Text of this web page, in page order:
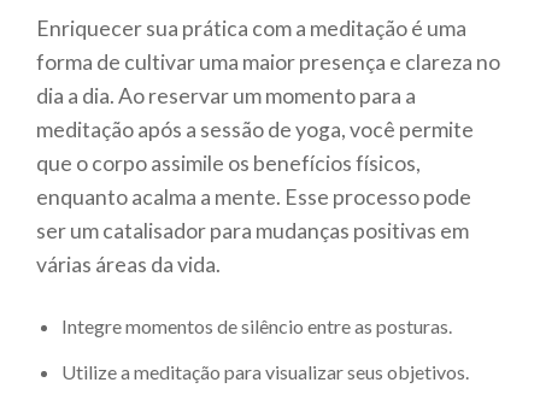
Enriquecer sua prática com a meditação é uma
forma de cultivar uma maior presença e clareza no
dia a dia. Ao reservar um momento para a
meditação após a sessão de yoga, você permite
que o corpo assimile os benefícios físicos,
enquanto acalma a mente. Esse processo pode
ser um catalisador para mudanças positivas em
várias áreas da vida.
Integre momentos de silêncio entre as posturas.
Utilize a meditação para visualizar seus objetivos.